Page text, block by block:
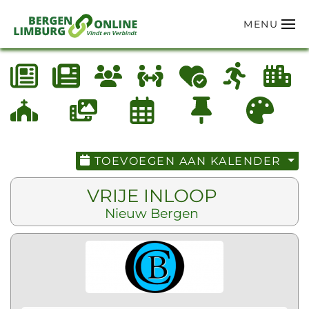
Terug naar hoofdinhoud
MENU
TOEVOEGEN AAN KALENDER
VRIJE INLOOP
Nieuw Bergen